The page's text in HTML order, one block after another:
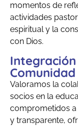
momentos de
actividades
espiritual y la
con Dios.
Comunidad
Valoramos la
socios en la
comprometidos a
y transparente,